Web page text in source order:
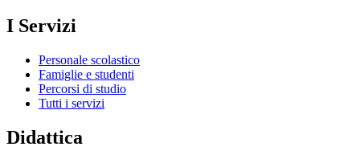
I Servizi
Personale scolastico
Famiglie e studenti
Percorsi di studio
Tutti i servizi
Didattica